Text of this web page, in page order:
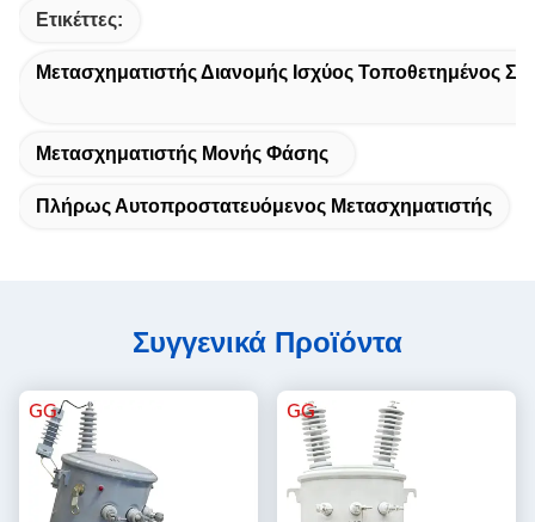
Ετικέττες:
Μετασχηματιστής Διανομής Ισχύος Τοποθετημένος
Μετασχηματιστής Μονής Φάσης
Πλήρως Αυτοπροστατευόμενος Μετασχηματιστής
Συγγενικά Προϊόντα